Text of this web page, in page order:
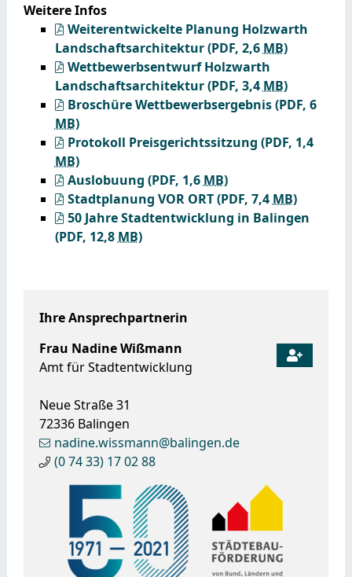
Ihre Ansprechpartnerin
Frau NadineWißmann
Amt für Stadtentwicklung
Neue Straße 31
72336 Balingen
nadine.wissmann@balingen.de
(07433) 170288
Weitere Infos
Weiterentwickelte Planung Holzwarth
Landschaftsarchitektur(PDF, 2,6 MB)
Wettbewerbsentwurf Holzwarth
Landschaftsarchitektur(PDF, 3,4 MB)
Broschüre Wettbewerbsergebnis(PDF, 6
MB)
Protokoll Preisgerichtssitzung (PDF, 1,4
MB)
Auslobuung (PDF, 1,6 MB)
Stadtplanung VOR ORT(PDF, 7,4 MB)
50 Jahre Stadtentwicklung in Balingen
(PDF, 12,8 MB)